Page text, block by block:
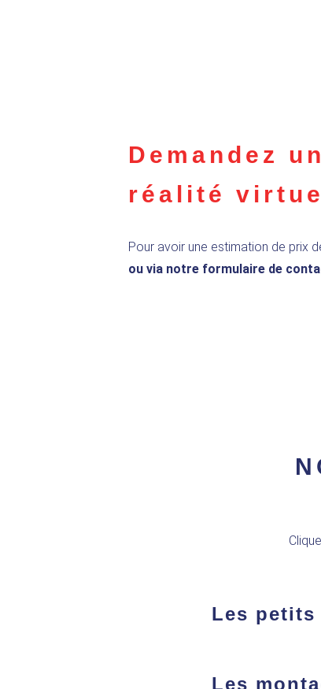
Demandez
réalité
Pour avoir une estimation de prix
ou via notre formulaire de
Les petits
Les